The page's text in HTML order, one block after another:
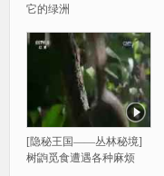
它的绿洲
[隐秘王国——丛林秘境]
树鼩觅食遭遇各种麻烦